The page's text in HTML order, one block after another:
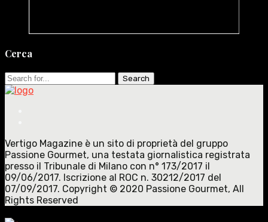
Cerca
Search
for:
Vertigo Magazine è un sito di proprietà del gruppo
Passione Gourmet, una testata giornalistica registrata
presso il Tribunale di Milano con n° 173/2017 il
09/06/2017. Iscrizione al ROC n. 30212/2017 del
07/09/2017. Copyright © 2020 Passione Gourmet, All
Rights Reserved